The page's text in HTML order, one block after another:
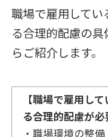
職場で雇用してい
る合理的配慮の
らご紹介します。
【職場で雇用し
る合理的配慮が必
・職場環境の整備